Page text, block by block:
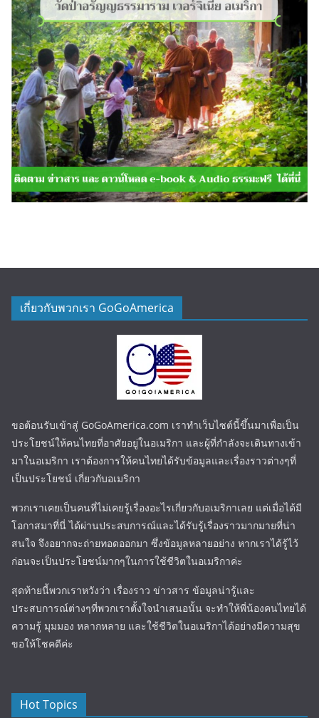
เกี่ยวกับพวกเรา GoGoAmerica
ขอต้อนรับเข้าสู่ GoGoAmerica.com เราทำเว็บไซต์นี้ขึ้นมาเพื่อเป็น
ประโยชน์ให้คนไทยที่อาศัยอยู่ในอเมริกา และผู้ที่กำลังจะเดินทางเข้า
มาในอเมริกา เราต้องการให้คนไทยได้รับข้อมูลและเรื่องราวต่างๆที่
เป็นประโยชน์ เกี่ยวกับอเมริกา
พวกเราเคยเป็นคนที่ไม่เคยรู้เรื่องอะไรเกี่ยวกับอเมริกาเลย แต่เมื่อได้มี
โอกาสมาที่นี่ ได้ผ่านประสบการณ์และได้รับรู้เรื่องราวมากมายที่น่า
สนใจ จึงอยากจะถ่ายทอดออกมา ซึ่งข้อมูลหลายอย่าง หากเราได้รู้ไว้
ก่อนจะเป็นประโยชน์มากๆในการใช้ชีวิตในอเมริกาค่ะ
สุดท้ายนี้พวกเราหวังว่า เรื่องราว ข่าวสาร ข้อมูลน่ารู้และ
ประสบการณ์ต่างๆที่พวกเราตั้งใจนำเสนอนั้น จะทำให้พี่น้องคนไทยได้
ความรู้ มุมมอง หลากหลาย และใช้ชีวิตในอเมริกาได้อย่างมีความสุข
ขอให้โชคดีค่ะ
Hot Topics